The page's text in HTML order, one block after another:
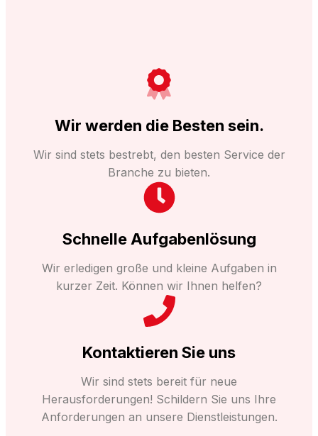
Wir werden die Besten sein.
Wir sind stets bestrebt, den besten Service der
Branche zu bieten.
Schnelle Aufgabenlösung
Wir erledigen große und kleine Aufgaben in
kurzer Zeit. Können wir Ihnen helfen?
Kontaktieren Sie uns
Wir sind stets bereit für neue
Herausforderungen! Schildern Sie uns Ihre
Anforderungen an unsere Dienstleistungen.